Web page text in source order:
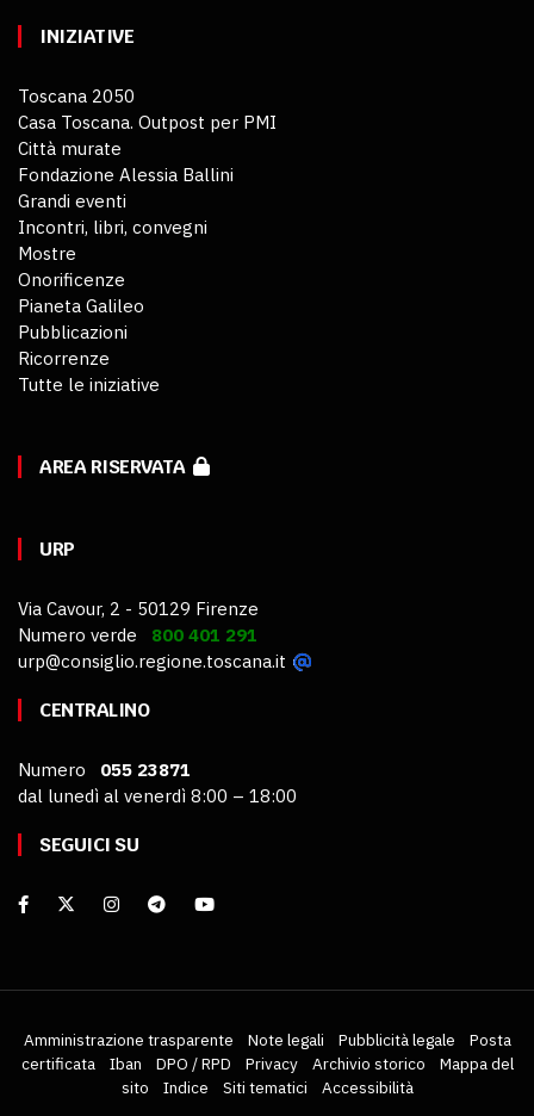
INIZIATIVE
Toscana 2050
Casa Toscana. Outpost per PMI
Città murate
Fondazione Alessia Ballini
Grandi eventi
Incontri, libri, convegni
Mostre
Onorificenze
Pianeta Galileo
Pubblicazioni
Ricorrenze
Tutte le iniziative
AREA RISERVATA
URP
Via Cavour, 2 - 50129 Firenze
Numero verde 800 401 291
urp@consiglio.regione.toscana.it
CENTRALINO
Numero 055 23871
dal lunedì al venerdì 8:00 – 18:00
SEGUICI SU
Amministrazione trasparente Note legali Pubblicità legale
Posta
certificata
Iban DPO / RPD Privacy Archivio storico
Mappa del
sito
Indice Siti tematici
Accessibilità